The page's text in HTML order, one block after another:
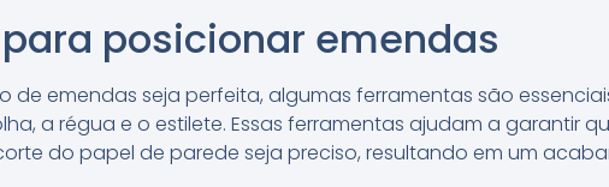
posicionar emendas
de emendas seja perfeita, algumas ferramentas são
a régua e o estilete. Essas ferramentas ajudam a garantir
do papel de parede seja preciso, resultando em um